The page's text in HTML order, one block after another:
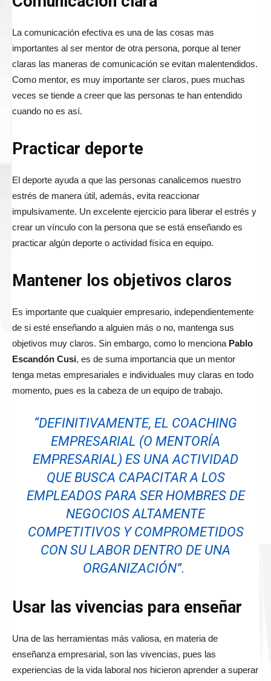
La comunicación efectiva es una de las cosas mas
importantes al ser mentor de otra persona, porque al tener
claras las maneras de comunicación se evitan malentendidos.
Como mentor, es muy importante ser claros, pues muchas
veces se tiende a creer que las personas te han entendido
cuando no es así.
Practicar deporte
El deporte ayuda a que las personas canalicemos nuestro
estrés de manera útil, además, evita reaccionar
impulsivamente. Un excelente ejercicio para liberar el estrés y
crear un vínculo con la persona que se está enseñando es
practicar algún deporte o actividad física en equipo.
Mantener los objetivos claros
Es importante que cualquier empresario, independientemente
de si esté enseñando a alguien más o no, mantenga sus
objetivos muy claros. Sin embargo, como lo menciona Pablo
Escandón Cusi, es de suma importancia que un mentor
tenga metas empresariales e individuales muy claras en todo
momento, pues es la cabeza de un equipo de trabajo.
“DEFINITIVAMENTE, EL COACHING
EMPRESARIAL (O MENTORÍA
EMPRESARIAL) ES UNA ACTIVIDAD
QUE BUSCA CAPACITAR A LOS
EMPLEADOS PARA SER HOMBRES DE
NEGOCIOS ALTAMENTE
COMPETITIVOS Y COMPROMETIDOS
CON SU LABOR DENTRO DE UNA
ORGANIZACIÓN”.
Usar las vivencias para enseñar
Una de las herramientas más valiosa, en materia de
enseñanza empresarial, son las vivencias, pues las
experiencias de la vida laboral nos hicieron aprender a superar